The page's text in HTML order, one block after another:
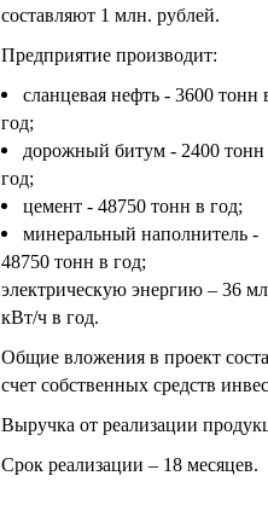
составляют 1 млн. рублей.
Предприятие производит:
сланцевая нефть - 3600 тонн
год;
дорожный битум - 2400 тонн
год;
цемент - 48750 тонн в год;
минеральный наполнитель -
48750 тонн в год;
электрическую энергию – 36
кВт/ч в год.
Общие вложения в проект
счет собственных средств
Выручка от реализации
Срок реализации – 18 месяцев.